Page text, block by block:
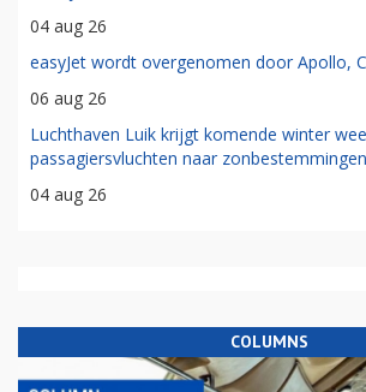
04 aug 26
easyJet wordt overgenomen door Apollo,
06 aug 26
Luchthaven Luik krijgt komende winter
passagiersvluchten naar zonbestemmingen
04 aug 26
COLUMNS